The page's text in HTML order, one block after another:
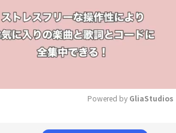
Powered by GliaStudios